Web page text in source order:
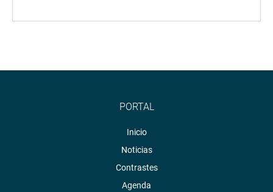
PORTAL
Inicio
Noticias
Contrastes
Agenda